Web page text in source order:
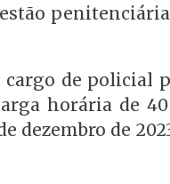
de policial
horária de
dezembro de